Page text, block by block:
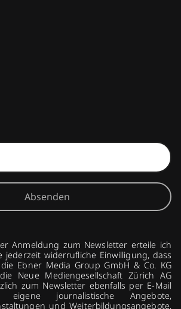
Absenden
Anmeldung zum Newsletter erteile ich
jederzeit widerrufliche Einwilligung, dass
Ebner Media Group GmbH & Co. KG
Neue Mediengesellschaft Zürich AG
zum Newsletter ebenfalls per E-Mail
eigene journalistische Angebote,
und Weiterbildungsangebote,